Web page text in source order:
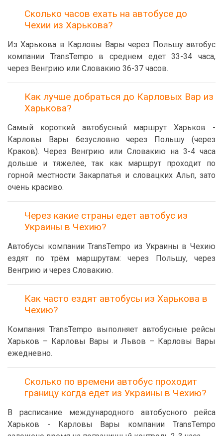
Сколько часов ехать на автобусе до
Чехии из Харькова?
Из Харькова в Карловы Вары через Польшу автобус
компании TransTempo в среднем едет 33-34 часа,
через Венгрию или Словакию 36-37 часов.
Как лучше добраться до Карловых Вар из
Харькова?
Самый короткий автобусный маршрут Харьков -
Карловы Вары безусловно через Польшу (через
Краков). Через Венгрию или Словакию на 3-4 часа
дольше и тяжелее, так как маршрут проходит по
горной местности Закарпатья и словацких Альп, зато
очень красиво.
Через какие страны едет автобус из
Украины в Чехию?
Автобусы компании TransTempo из Украины в Чехию
ездят по трём маршрутам: через Польшу, через
Венгрию и через Словакию.
Как часто ездят автобусы из Харькова в
Чехию?
Компания TransTempo выполняет автобусные рейсы
Харьков – Карловы Вары и Львов – Карловы Вары
ежедневно.
Сколько по времени автобус проходит
границу когда едет из Украины в Чехию?
В расписание международного автобусного рейса
Харьков - Карловы Вары компании TransTempo